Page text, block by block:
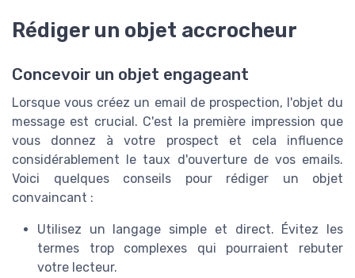
Rédiger un objet accrocheur
Concevoir un objet engageant
Lorsque vous créez un email de prospection, l'objet du
message est crucial. C'est la première impression que
vous donnez à votre prospect et cela influence
considérablement le taux d'ouverture de vos emails.
Voici quelques conseils pour rédiger un objet
convaincant :
Utilisez un langage simple et direct. Évitez les
termes trop complexes qui pourraient rebuter
votre lecteur.